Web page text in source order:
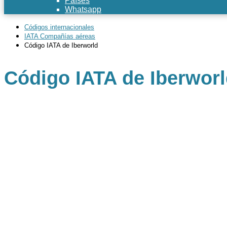
Whatsapp
Códigos internacionales
IATA Compañías aéreas
Código IATA de Iberworld
Código IATA de